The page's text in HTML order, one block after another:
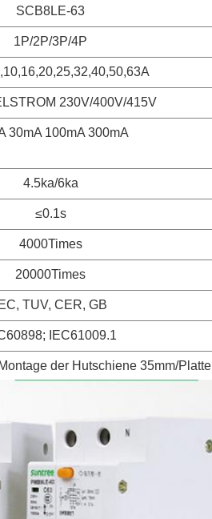
SCB8LE-63
1P/2P/3P/4P
230V/400V/415V
30mA 100mA 300mA
4.5ka/6ka
≤0.1s
4000Times
20000Times
IEC, TUV, CER, GB
IEC61009.1
der Hutschiene 35mm/Platte